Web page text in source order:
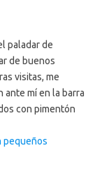
paladar de
de buenos
visitas, me
ante mí en la barra
con pimentón
pequeños